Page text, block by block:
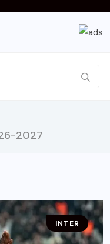
2027
INTER